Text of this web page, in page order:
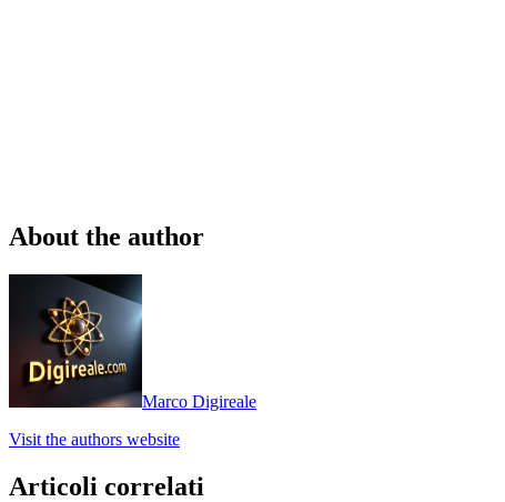
About the author
Marco Digireale
Visit the authors website
Articoli correlati